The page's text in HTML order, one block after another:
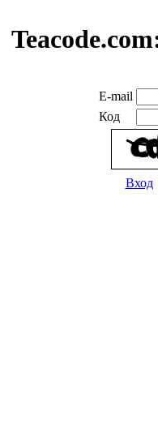
E-mail
Код
Вход